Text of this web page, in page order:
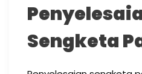
Sengketa